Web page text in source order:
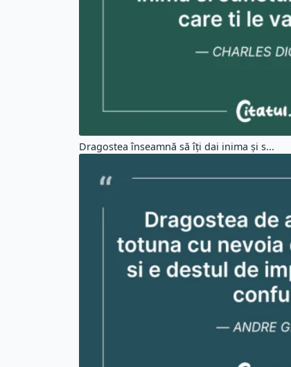
Dragostea înseamnă să îți dai inima și s...